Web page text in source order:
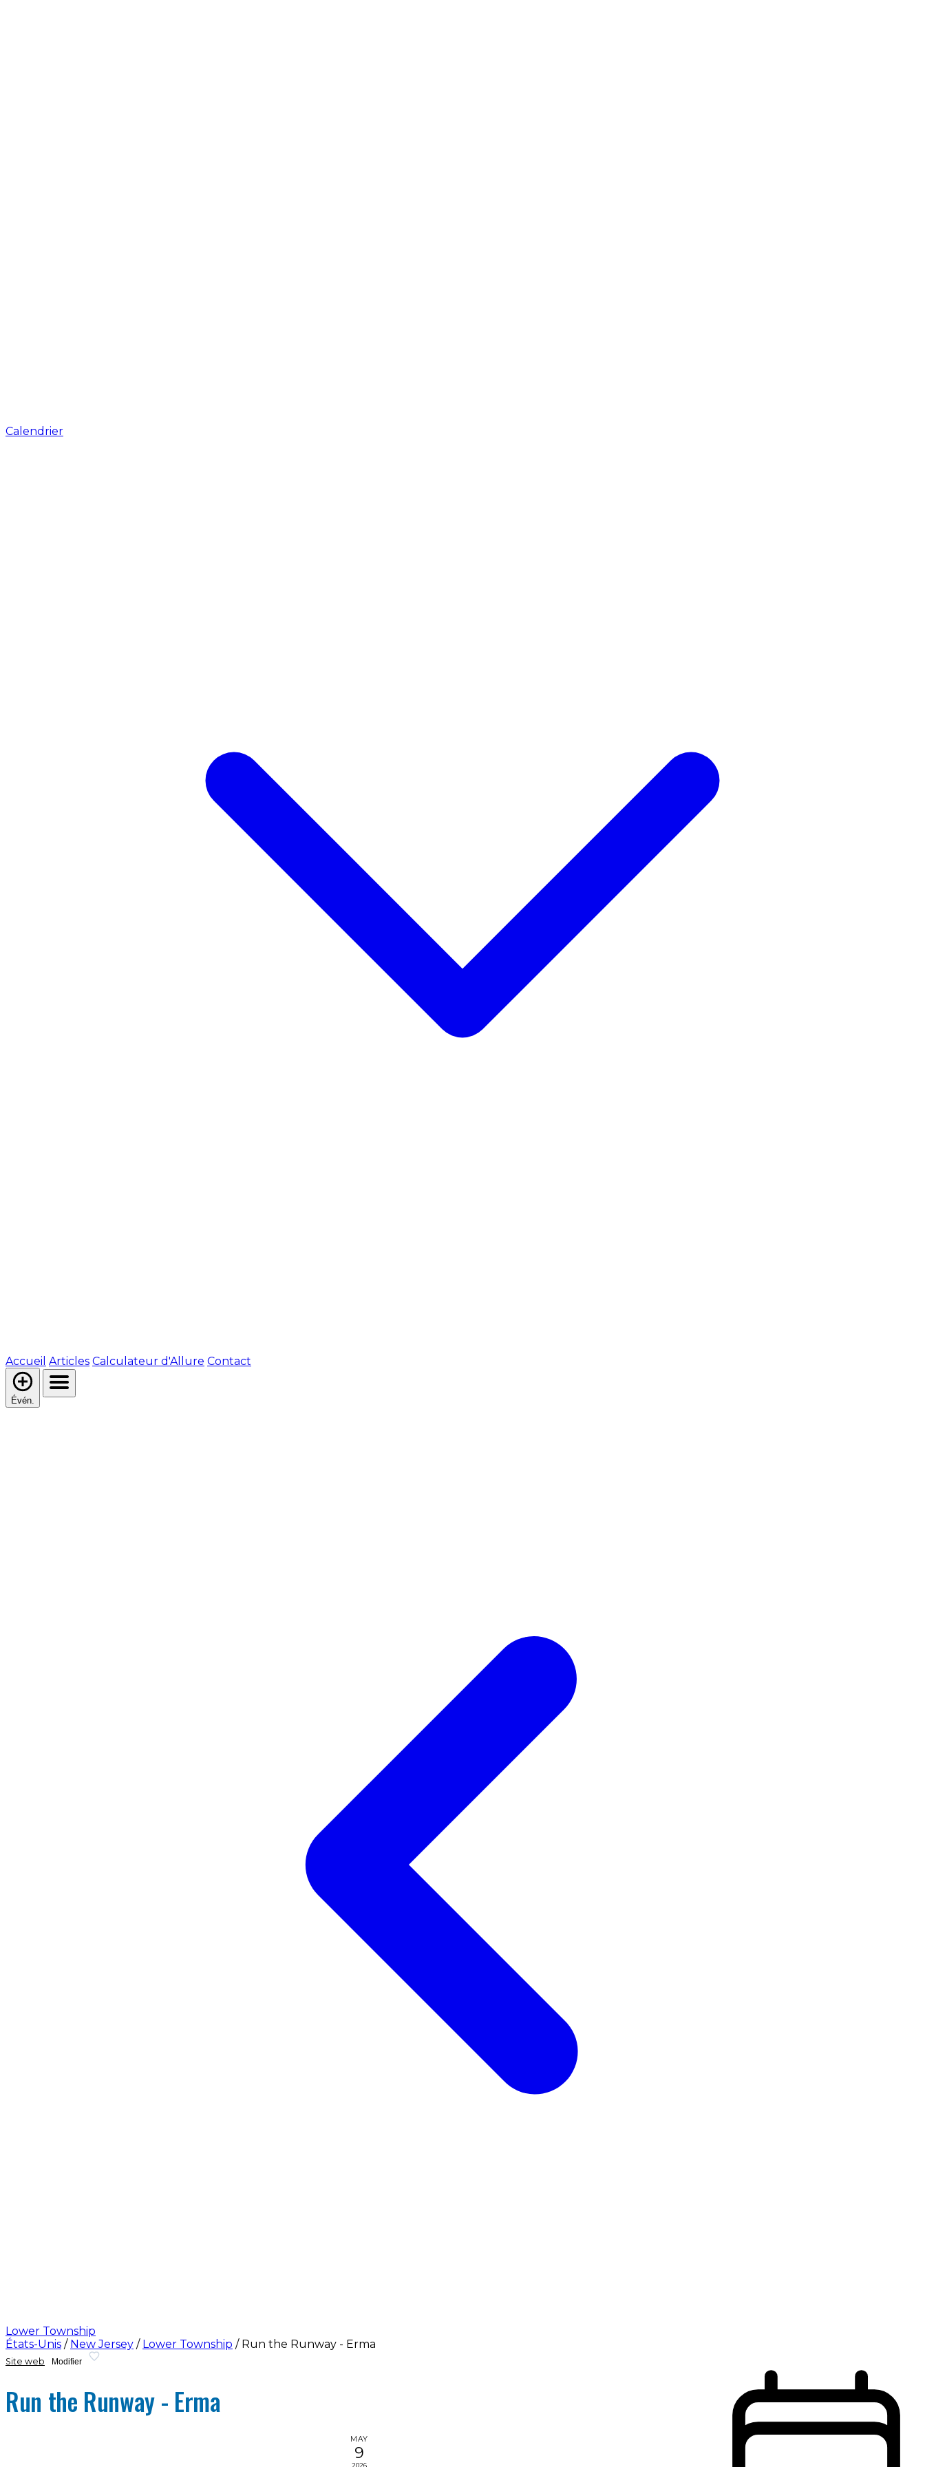
Calendrier
Accueil Articles Calculateur d'Allure Contact
Évén.
Lower Township
États-Unis / New Jersey / Lower Township / Run the Runway - Erma
Site web Modifier
Run the Runway - Erma
MAY
9
2026